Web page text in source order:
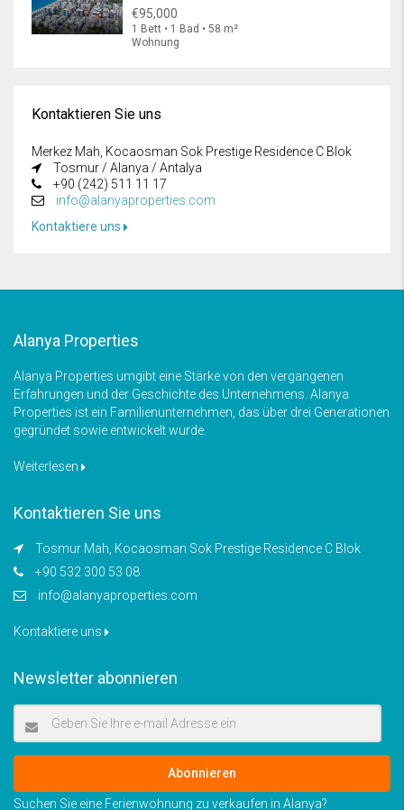
€95,000
1 Bett • 1 Bad • 58 m²
Wohnung
Kontaktieren Sie uns
Merkez Mah, Kocaosman Sok Prestige Residence C Blok
Tosmur / Alanya / Antalya
+90 (242) 511 11 17
info@alanyaproperties.com
Kontaktiere uns
Alanya Properties
Alanya Properties umgibt eine Stärke von den vergangenen
Erfahrungen und der Geschichte des Unternehmens. Alanya
Properties ist ein Familienunternehmen, das über drei Generationen
gegründet sowie entwickelt wurde.
Weiterlesen
Kontaktieren Sie uns
Tosmur Mah, Kocaosman Sok Prestige Residence C Blok
+90 532 300 53 08
info@alanyaproperties.com
Kontaktiere uns
Newsletter abonnieren
Abonnieren
Suchen Sie eine Ferienwohnung zu verkaufen in Alanya?